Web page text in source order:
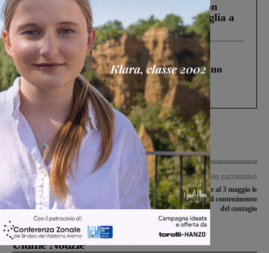
Scomparso da una struttura di Castiglion
Fiorentino l’uomo che aveva ucciso la figlia a
Levane nel 2020
Cronaca 4 Agosto 2026
Un anno fa la strage in A1 in cui morirono
Gianni, Giulia e Franco. Lo schianto, il
processo, lo stop ai sorpassi fra tir....
Articolo precedente
Covid-19, il sindaco Benini fa il punto
sulla situazione epidemiologica della
RSA Fabbri Bicoli
Articolo successivo
Covid-19, prorogate al 3 maggio le
misure integrative per il contenimento
del contagio
Ultime Notizie